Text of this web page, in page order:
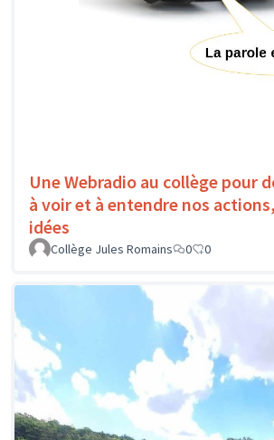
Une Webradio au collège pour
à voir et à entendre nos
idées
Collège Jules Romains 0 0